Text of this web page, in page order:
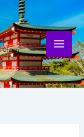
Chuan